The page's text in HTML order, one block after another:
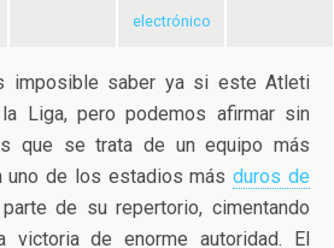
electrónico
imposible saber ya si este Atleti
Liga, pero podemos afirmar sin
que se trata de un equipo más
uno de los estadios másduros de
de su repertorio, cimentando
victoria de enorme autoridad. El